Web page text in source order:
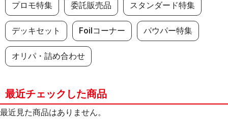
プロモ特集 委託販売品 スタンダード特集
デッキセット Foilコーナー パウパー特集
オリパ・詰め合わせ
最近チェックした商品
最近見た商品はありません。